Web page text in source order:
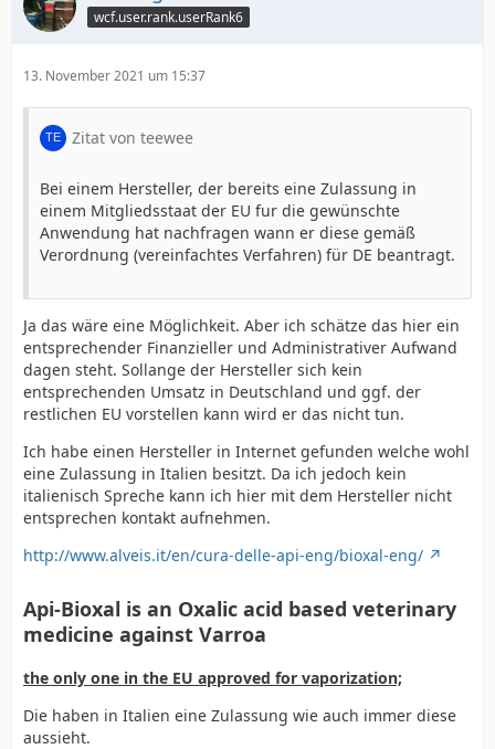
wcf.user.rank.userRank6
13. November 2021 um 15:37
Zitat von teewee
Bei einem Hersteller, der bereits eine Zulassung in
einem Mitgliedsstaat der EU fur die gewünschte
Anwendung hat nachfragen wann er diese gemäß
Verordnung (vereinfachtes Verfahren) für DE beantragt.
Ja das wäre eine Möglichkeit. Aber ich schätze das hier ein
entsprechender Finanzieller und Administrativer Aufwand
dagen steht. Sollange der Hersteller sich kein
entsprechenden Umsatz in Deutschland und ggf. der
restlichen EU vorstellen kann wird er das nicht tun.
Ich habe einen Hersteller in Internet gefunden welche wohl
eine Zulassung in Italien besitzt. Da ich jedoch kein
italienisch Spreche kann ich hier mit dem Hersteller nicht
entsprechen kontakt aufnehmen.
http://www.alveis.it/en/cura-delle-api-eng/bioxal-eng/
Api-Bioxal is an Oxalic acid based veterinary
medicine against Varroa
the only one in the EU approved for vaporization;
Die haben in Italien eine Zulassung wie auch immer diese
aussieht.